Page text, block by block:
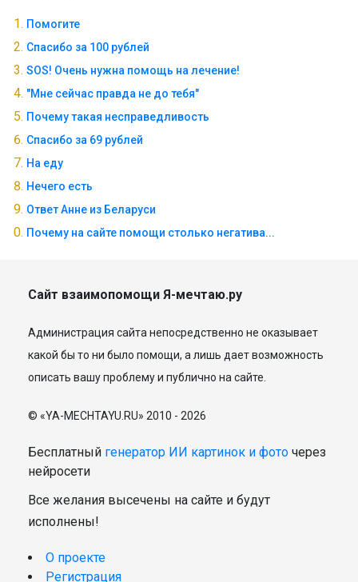
Помогите
Спасибо за 100 рублей
SOS! Очень нужна помощь на лечение!
"Мне сейчас правда не до тебя"
Почему такая несправедливость
Спасибо за 69 рублей
На еду
Нечего есть
Ответ Анне из Беларуси
Почему на сайте помощи столько негатива...
Сайт взаимопомощи Я-мечтаю.ру
Администрация сайта непосредственно не оказывает
какой бы то ни было помощи, а лишь дает возможность
описать вашу проблему и публично на сайте.
© «YA-MECHTAYU.RU» 2010 - 2026
Бесплатный генератор ИИ картинок и фото через
нейросети
Все желания высечены на сайте и будут
исполнены!
О проекте
Регистрация